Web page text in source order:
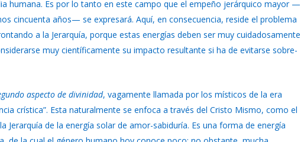
humana. Es por lo tanto en este campo que el empeño jerárquico mayor —
cincuenta años— se expresará. Aquí, en consecuencia, reside el problema
a la Jerarquía, porque estas energías deben ser muy cuidadosamente
muy científicamente su impacto resultante si ha de evitarse sobre-
aspecto de divinidad, vagamente llamada por los místicos de la era
crística”. Esta naturalmente se enfoca a través del Cristo Mismo, como el
Jerarquía de la energía solar de amor-sabiduría. Es una forma de energía